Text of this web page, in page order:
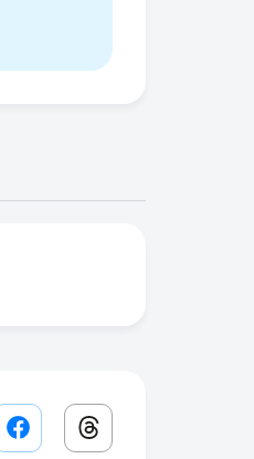
Facebook share link
Threads share link